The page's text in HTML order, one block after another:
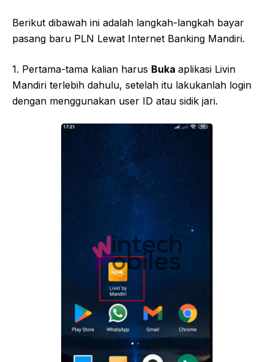
Berikut dibawah ini adalah langkah-langkah bayar
pasang baru PLN Lewat Internet Banking Mandiri.
1. Pertama-tama kalian harus Buka aplikasi Livin
Mandiri terlebih dahulu, setelah itu lakukanlah login
dengan menggunakan user ID atau sidik jari.